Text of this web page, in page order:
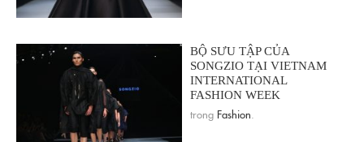
BỘ SƯU TẬP CỦA
SONGZIO TẠI VIETNAM
INTERNATIONAL
FASHION WEEK
trong Fashion